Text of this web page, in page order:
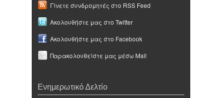
Γίνετε συνδρομητές στο RSS Feed
Ακολουθήστε μας στο Twitter
Ακολουθήστε μας στο Facebook
Παρακολουθείστε μας μέσω Mail
Ενημερωτικό Δελτίο